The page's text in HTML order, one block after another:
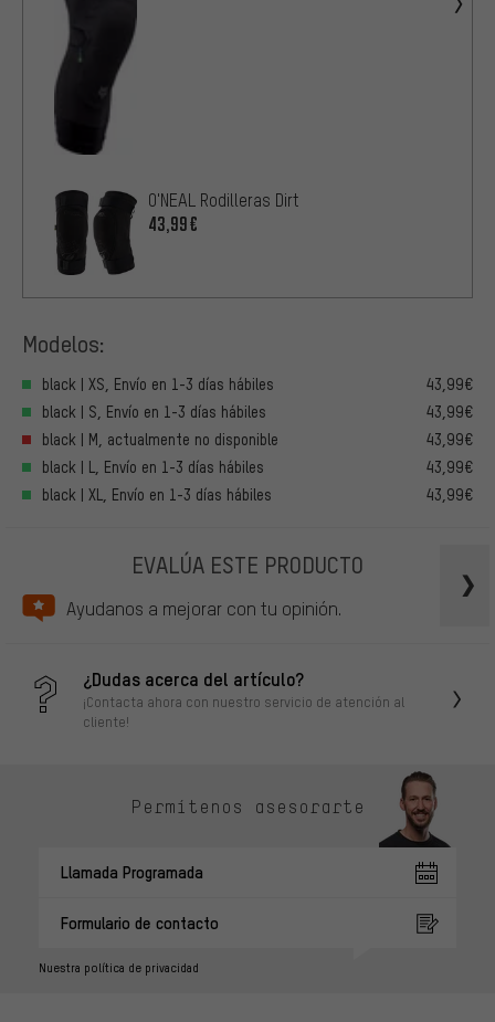
O'NEAL Rodilleras Dirt
43,99€
Modelos:
black | XS, Envío en 1-3 días hábiles
43,99€
black | S, Envío en 1-3 días hábiles
43,99€
black | M, actualmente no disponible
43,99€
black | L, Envío en 1-3 días hábiles
43,99€
black | XL, Envío en 1-3 días hábiles
43,99€
EVALÚA ESTE PRODUCTO
Ayudanos a mejorar con tu opinión.
¿Dudas acerca del artículo?
¡Contacta ahora con nuestro servicio de atención al
cliente!
Permítenos asesorarte
Llamada Programada
Formulario de contacto
Nuestra política de privacidad